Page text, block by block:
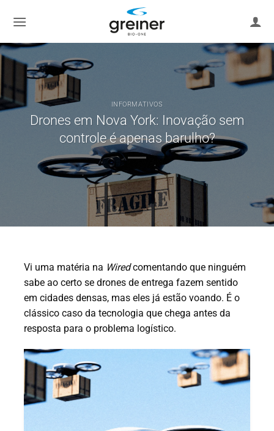
para
conteúdo
INFORMATIVOS
Drones em Nova York: Inovação sem
controle é apenas barulho?
Vi uma matéria na Wiredcomentando que ninguém
sabe ao certo se drones de entrega fazem sentido
em cidades densas, mas eles já estão voando. É o
clássico caso da tecnologia que chega antes da
resposta para o problema logístico.